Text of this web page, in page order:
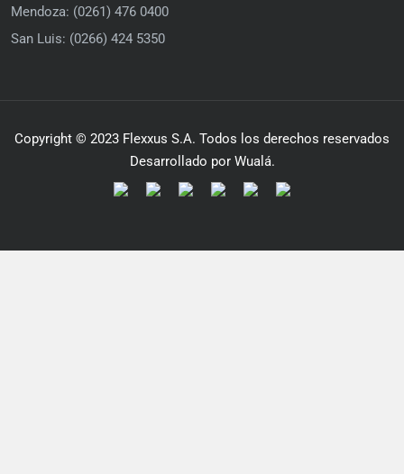
Mendoza: (0261) 476 0400
San Luis: (0266) 424 5350
Copyright © 2023 Flexxus S.A. Todos los derechos reservados
Desarrollado por Wualá.